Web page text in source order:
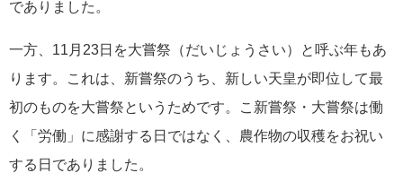
でありました。
一方、11月23日を大嘗祭（だいじょうさい）と呼ぶ年もあ
ります。これは、新嘗祭のうち、新しい天皇が即位して最
初のものを大嘗祭というためです。こ新嘗祭・大嘗祭は働
く「労働」に感謝する日ではなく、農作物の収穫をお祝い
する日でありました。